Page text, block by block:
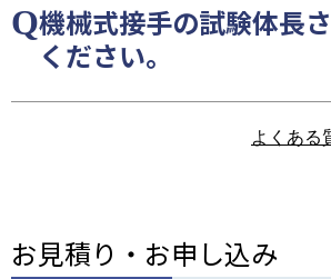
機械式接手の試験体長
ください。
よくある
お見積り・お申し込み